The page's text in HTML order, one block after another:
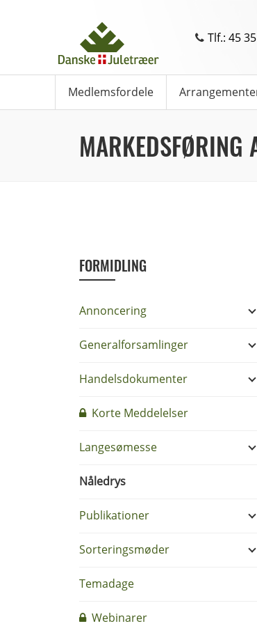
Tlf.: 45
Medlemsfordele
MARKEDSFØRING
FORMIDLING
Annoncering
Generalforsamlinger
Handelsdokumenter
Korte Meddelelser
Langesømesse
Nåledrys
Publikationer
Sorteringsmøder
Temadage
Webinarer